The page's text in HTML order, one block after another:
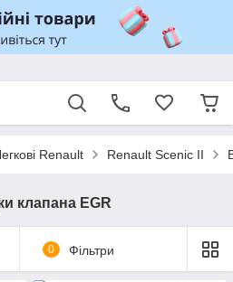
Renault Renault Scenic II
клапана EGR
0 Фільтри